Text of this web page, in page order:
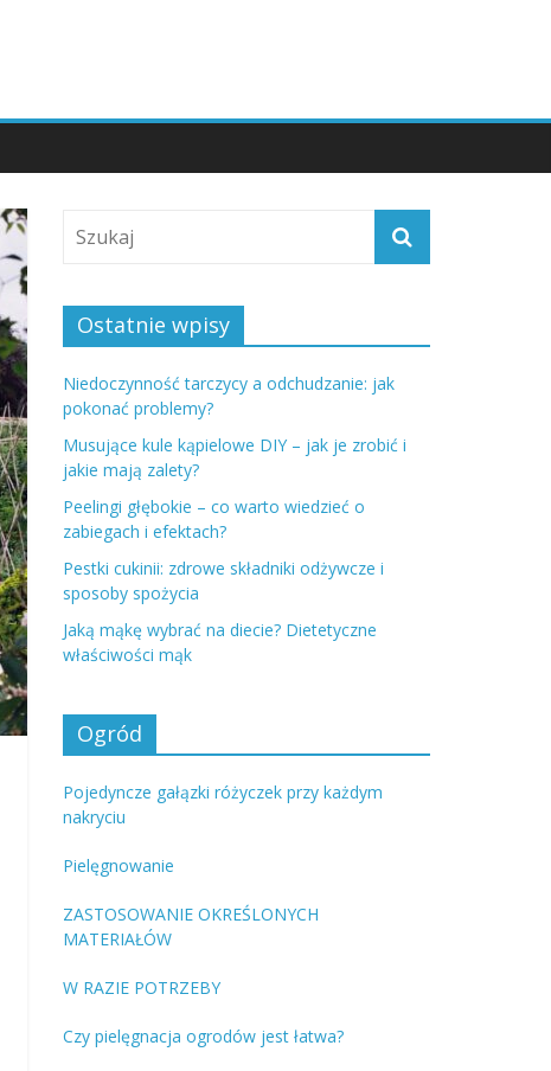
Ostatnie wpisy
Niedoczynność tarczycy a odchudzanie: jak
pokonać problemy?
Musujące kule kąpielowe DIY – jak je zrobić i
jakie mają zalety?
Peelingi głębokie – co warto wiedzieć o
zabiegach i efektach?
Pestki cukinii: zdrowe składniki odżywcze i
sposoby spożycia
Jaką mąkę wybrać na diecie? Dietetyczne
właściwości mąk
Ogród
Pojedyncze gałązki różyczek przy każdym
nakryciu
Pielęgnowanie
ZASTOSOWANIE OKREŚLONYCH
MATERIAŁÓW
W RAZIE POTRZEBY
Czy pielęgnacja ogrodów jest łatwa?